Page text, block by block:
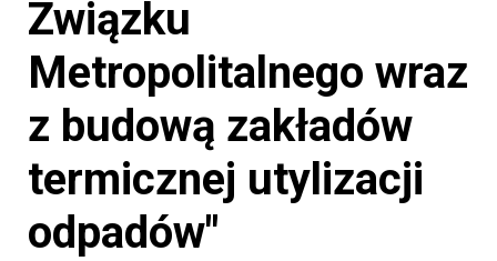
Związku
Metropolitalnego wraz
z budową zakładów
termicznej utylizacji
odpadów"